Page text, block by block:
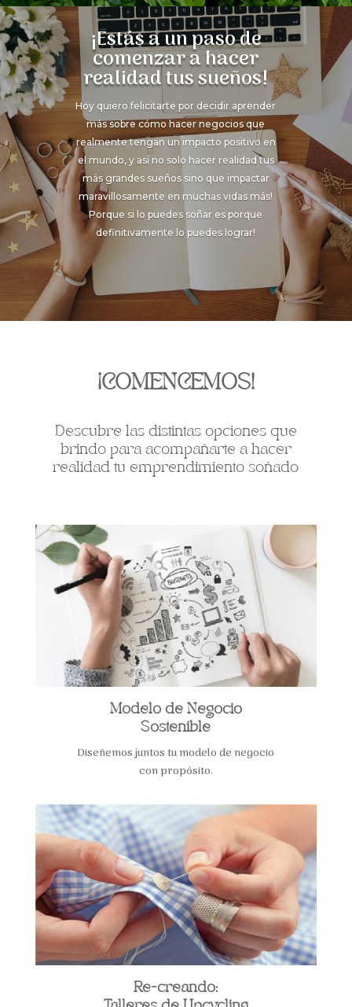
¡Estás a un paso de
comenzar a hacer
realidad tus sueños!
Hoy quiero felicitarte por decidir aprender
más sobre cómo hacer negocios que
realmente tengan un impacto positivo en
el mundo, y así no solo hacer realidad tus
más grandes sueños sino que impactar
maravillosamente en muchas vidas más!
Porque si lo puedes soñar es porque
definitivamente lo puedes lograr!
¡COMENCEMOS!
Descubre las distintas opciones que
brindo para acompañarte a hacer
realidad tu emprendimiento soñado
Modelo de Negocio
Sostenible
Diseñemos juntos tu modelo de negocio
con propósito.
Re-creando: